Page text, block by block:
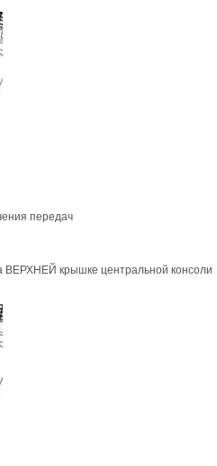
передач
ВЕРХНЕЙ крышке центральной консоли